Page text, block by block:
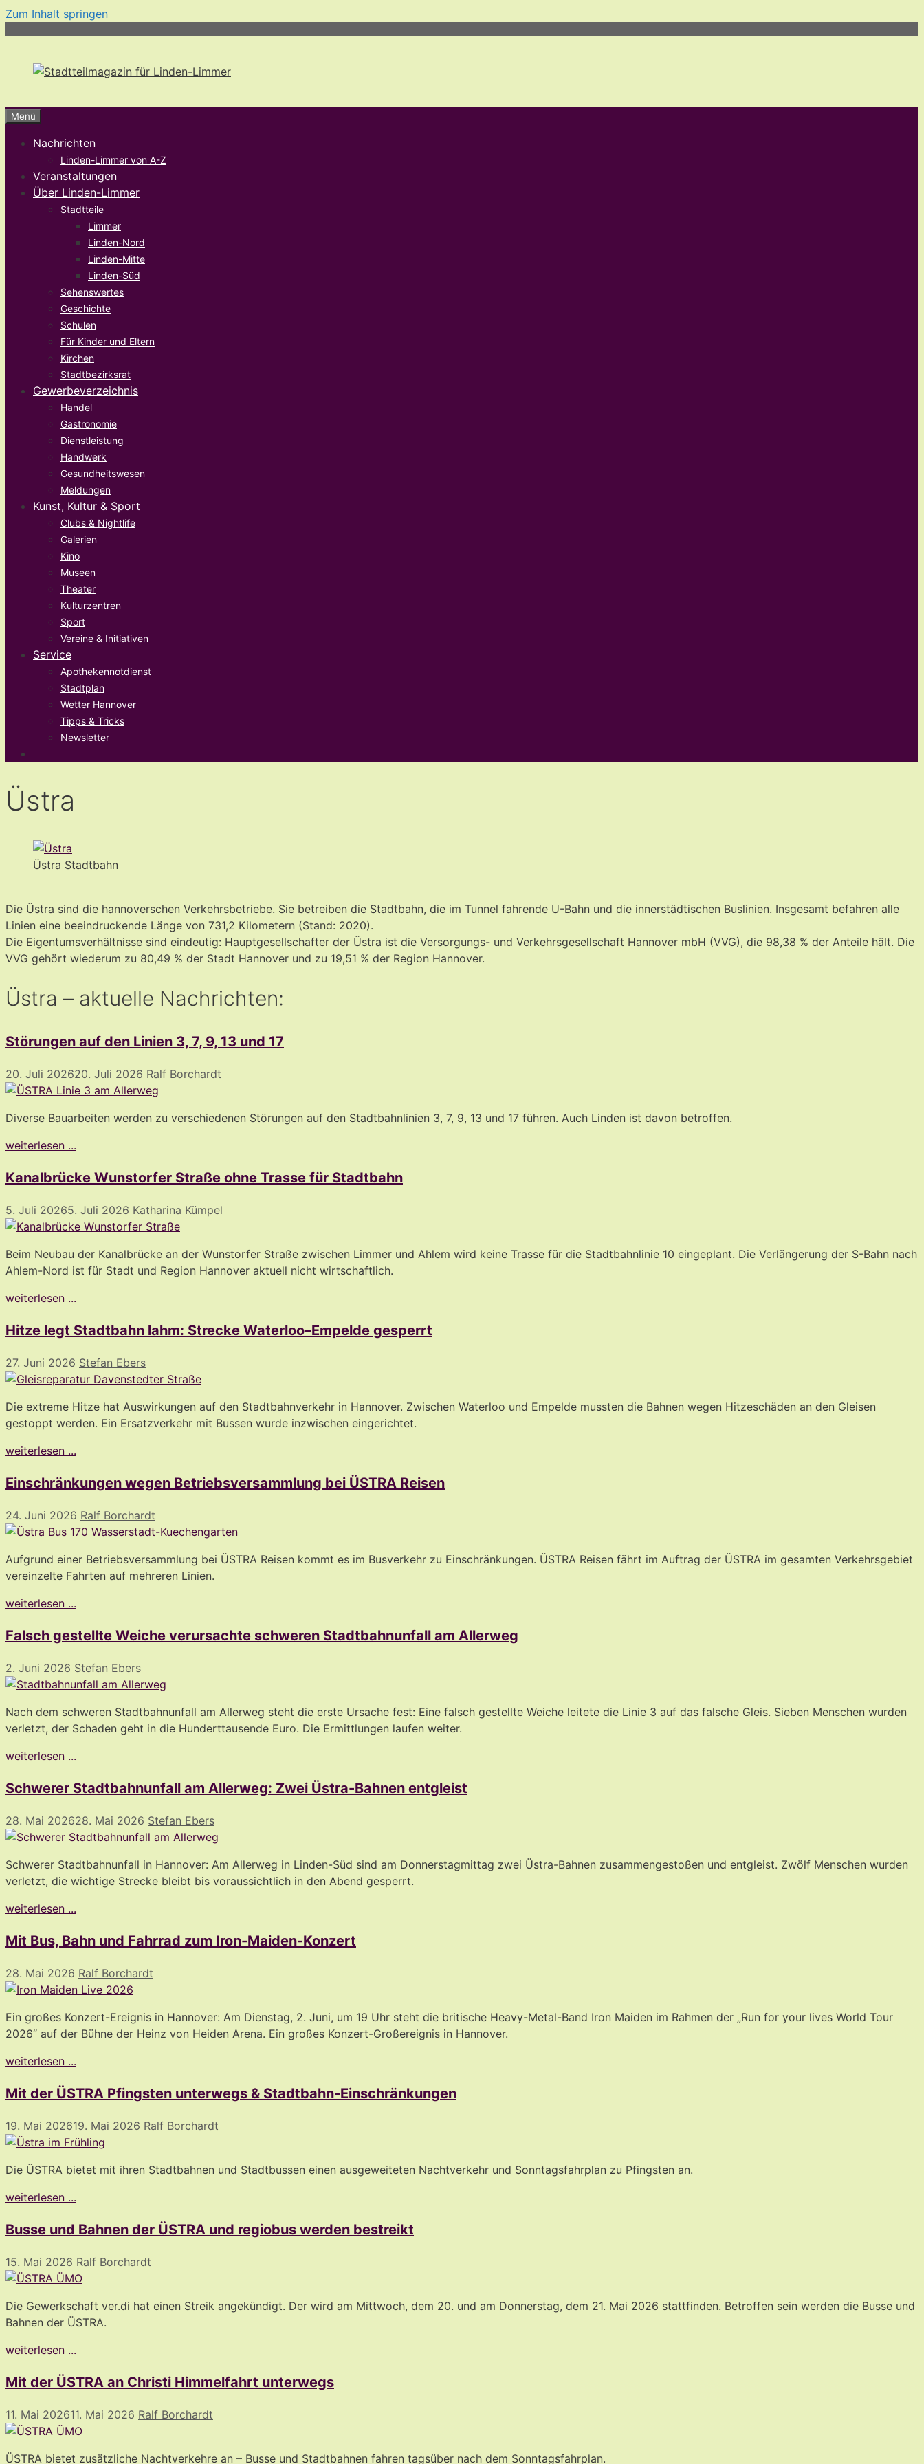
Zum Inhalt springen
Menü
Nachrichten
Linden-Limmer von A-Z
Veranstaltungen
Über Linden-Limmer
Stadtteile
Limmer
Linden-Nord
Linden-Mitte
Linden-Süd
Sehenswertes
Geschichte
Schulen
Für Kinder und Eltern
Kirchen
Stadtbezirksrat
Gewerbeverzeichnis
Handel
Gastronomie
Dienstleistung
Handwerk
Gesundheitswesen
Meldungen
Kunst, Kultur & Sport
Clubs & Nightlife
Galerien
Kino
Museen
Theater
Kulturzentren
Sport
Vereine & Initiativen
Service
Apothekennotdienst
Stadtplan
Wetter Hannover
Tipps & Tricks
Newsletter
Üstra
Üstra Stadtbahn
Die Üstra sind die hannoverschen Verkehrsbetriebe. Sie betreiben die Stadtbahn, die im Tunnel fahrende U-Bahn und die innerstädtischen Buslinien. Insgesamt befahren alle
Linien eine beeindruckende Länge von 731,2 Kilometern (Stand: 2020).
Die Eigentumsverhältnisse sind eindeutig: Hauptgesellschafter der Üstra ist die Versorgungs- und Verkehrsgesellschaft Hannover mbH (VVG), die 98,38 % der Anteile hält. Die
VVG gehört wiederum zu 80,49 % der Stadt Hannover und zu 19,51 % der Region Hannover.
Üstra – aktuelle Nachrichten:
Störungen auf den Linien 3, 7, 9, 13 und 17
20. Juli 202620. Juli 2026 Ralf Borchardt
Diverse Bauarbeiten werden zu verschiedenen Störungen auf den Stadtbahnlinien 3, 7, 9, 13 und 17 führen. Auch Linden ist davon betroffen.
weiterlesen ...
Kanalbrücke Wunstorfer Straße ohne Trasse für Stadtbahn
5. Juli 20265. Juli 2026 Katharina Kümpel
Beim Neubau der Kanalbrücke an der Wunstorfer Straße zwischen Limmer und Ahlem wird keine Trasse für die Stadtbahnlinie 10 eingeplant. Die Verlängerung der S-Bahn nach
Ahlem-Nord ist für Stadt und Region Hannover aktuell nicht wirtschaftlich.
weiterlesen ...
Hitze legt Stadtbahn lahm: Strecke Waterloo–Empelde gesperrt
27. Juni 2026 Stefan Ebers
Die extreme Hitze hat Auswirkungen auf den Stadtbahnverkehr in Hannover. Zwischen Waterloo und Empelde mussten die Bahnen wegen Hitzeschäden an den Gleisen
gestoppt werden. Ein Ersatzverkehr mit Bussen wurde inzwischen eingerichtet.
weiterlesen ...
Einschränkungen wegen Betriebsversammlung bei ÜSTRA Reisen
24. Juni 2026 Ralf Borchardt
Aufgrund einer Betriebsversammlung bei ÜSTRA Reisen kommt es im Busverkehr zu Einschränkungen. ÜSTRA Reisen fährt im Auftrag der ÜSTRA im gesamten Verkehrsgebiet
vereinzelte Fahrten auf mehreren Linien.
weiterlesen ...
Falsch gestellte Weiche verursachte schweren Stadtbahnunfall am Allerweg
2. Juni 2026 Stefan Ebers
Nach dem schweren Stadtbahnunfall am Allerweg steht die erste Ursache fest: Eine falsch gestellte Weiche leitete die Linie 3 auf das falsche Gleis. Sieben Menschen wurden
verletzt, der Schaden geht in die Hunderttausende Euro. Die Ermittlungen laufen weiter.
weiterlesen ...
Schwerer Stadtbahnunfall am Allerweg: Zwei Üstra-Bahnen entgleist
28. Mai 202628. Mai 2026 Stefan Ebers
Schwerer Stadtbahnunfall in Hannover: Am Allerweg in Linden-Süd sind am Donnerstagmittag zwei Üstra-Bahnen zusammengestoßen und entgleist. Zwölf Menschen wurden
verletzt, die wichtige Strecke bleibt bis voraussichtlich in den Abend gesperrt.
weiterlesen ...
Mit Bus, Bahn und Fahrrad zum Iron-Maiden-Konzert
28. Mai 2026 Ralf Borchardt
Ein großes Konzert-Ereignis in Hannover: Am Dienstag, 2. Juni, um 19 Uhr steht die britische Heavy-Metal-Band Iron Maiden im Rahmen der „Run for your lives World Tour
2026“ auf der Bühne der Heinz von Heiden Arena. Ein großes Konzert-Großereignis in Hannover.
weiterlesen ...
Mit der ÜSTRA Pfingsten unterwegs & Stadtbahn-Einschränkungen
19. Mai 202619. Mai 2026 Ralf Borchardt
Die ÜSTRA bietet mit ihren Stadtbahnen und Stadtbussen einen ausgeweiteten Nachtverkehr und Sonntagsfahrplan zu Pfingsten an.
weiterlesen ...
Busse und Bahnen der ÜSTRA und regiobus werden bestreikt
15. Mai 2026 Ralf Borchardt
Die Gewerkschaft ver.di hat einen Streik angekündigt. Der wird am Mittwoch, dem 20. und am Donnerstag, dem 21. Mai 2026 stattfinden. Betroffen sein werden die Busse und
Bahnen der ÜSTRA.
weiterlesen ...
Mit der ÜSTRA an Christi Himmelfahrt unterwegs
11. Mai 202611. Mai 2026 Ralf Borchardt
ÜSTRA bietet zusätzliche Nachtverkehre an – Busse und Stadtbahnen fahren tagsüber nach dem Sonntagsfahrplan.